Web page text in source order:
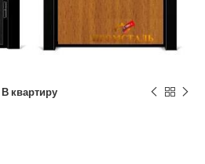
В квартиру